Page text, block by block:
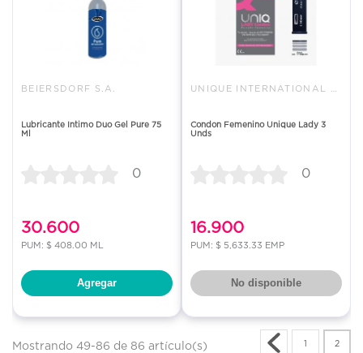
BEIERSDORF S.A.
Lubricante Intimo Duo Gel Pure 75
Ml
0
30.600
PUM: $ 408.00 ML
Agregar
Condon Femenino Unique Lady 3
Unds
0
16.900
PUM: $ 5,633.33 EMP
No disponible
Mostrando 49-86 de 86 artículo(s) 1 2